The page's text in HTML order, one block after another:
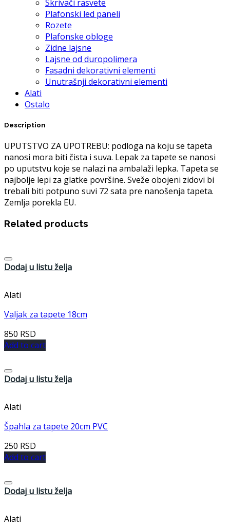
Skrivači rasvete
Plafonski led paneli
Rozete
Plafonske obloge
Zidne lajsne
Lajsne od duropolimera
Fasadni dekorativni elementi
Unutrašnji dekorativni elementi
Alati
Ostalo
Description
UPUTSTVO ZA UPOTREBU: podloga na koju se tapeta
nanosi mora biti čista i suva. Lepak za tapete se nanosi
po uputstvu koje se nalazi na ambalaži lepka. Tapeta se
najbolje lepi za glatke površine. Sveže obojeni zidovi bi
trebali biti potpuno suvi 72 sata pre nanošenja tapeta.
Zemlja porekla EU.
Related products
Dodaj u listu želja
Alati
Valjak za tapete 18cm
850 RSD
Add to cart
Dodaj u listu želja
Alati
Špahla za tapete 20cm PVC
250 RSD
Add to cart
Dodaj u listu želja
Alati